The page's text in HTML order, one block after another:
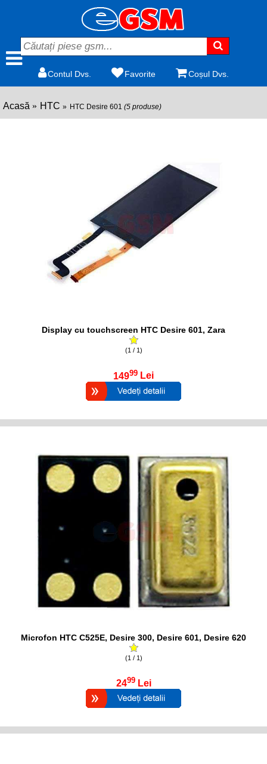
Contul Dvs. Favorite Coșul Dvs.
Acasă HTC HTC Desire 601 (5 produse)
Display cu touchscreen HTC Desire 601, Zara
(1 / 1)
14999 Lei
Microfon HTC C525E, Desire 300, Desire 601, Desire 620
(1 / 1)
2499 Lei